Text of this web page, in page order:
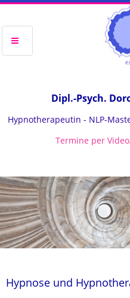
Dipl.-Psych.
Hypnotherapeutin - NLP-
Termine per
Hypnose und